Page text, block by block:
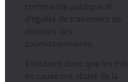
commande publique et
d’égalité de traitement de
dossiers des
soumissionnaires.
Il soutient donc que les mis
en cause ont abusé de la